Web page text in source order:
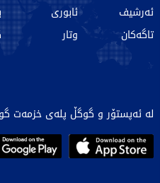
ئەرشیف
تاگەکان
ئابوری
وتار
لە ئەپستۆر و گوگڵ پلەی خزمەت